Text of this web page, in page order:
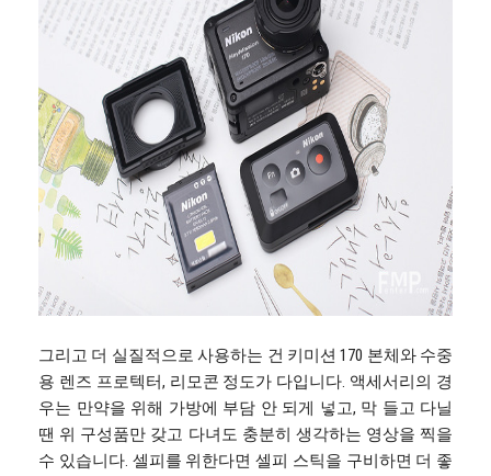
그리고 더 실질적으로 사용하는 건 키미션 170 본체와 수중
용 렌즈 프로텍터, 리모콘 정도가 다입니다. 액세서리의 경
우는 만약을 위해 가방에 부담 안 되게 넣고, 막 들고 다닐
땐 위 구성품만 갖고 다녀도 충분히 생각하는 영상을 찍을
수 있습니다. 셀피를 위한다면 셀피 스틱을 구비하면 더 좋